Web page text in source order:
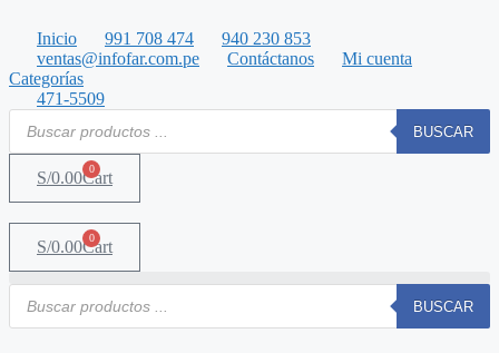
contenido
Inicio 991 708 474
940 230 853
ventas@infofar.com.pe
Contáctanos
Mi cuenta
Categorías
471-5509
Búsqueda
productos
BUSCAR
S/0.00 0
Cart
S/0.00 0
Cart
Búsqueda
productos
BUSCAR